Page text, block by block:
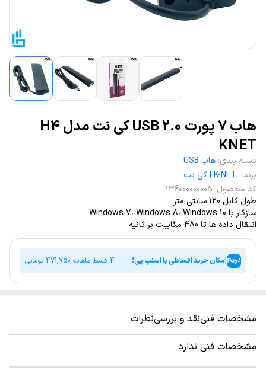
هاب 7 پورت USB 2.0 کی نت مدل H4
KNET
دسته بندی: هاب USB
برند : K-NET | کی نت
کد محصول:
136000000005
طول کابل 120 سانتی متر
سازگار با Windows 7، Windows 8، Windows 10
انتقال داده ها تا 480 مگابیت بر ثانیه
امکان خرید اقساطی با اسنپ پی! 4 قسط ماهانه 471,750 تومانی
مشخصات فنینقد و بررسینظرات
مشخصات فنی ندارد